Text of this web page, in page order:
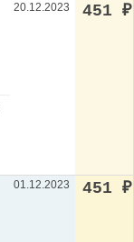
20.12.2023 451 ₽
01.12.2023 451 ₽